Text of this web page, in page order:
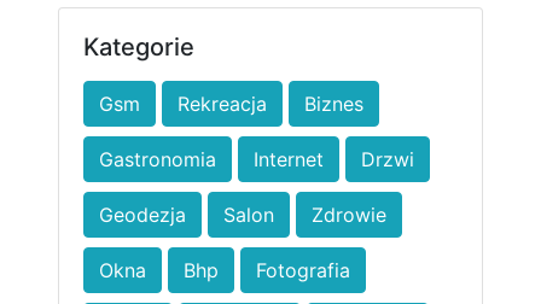
Kategorie
Gsm Rekreacja Biznes
Gastronomia Internet Drzwi
Geodezja Salon Zdrowie
Okna Bhp Fotografia